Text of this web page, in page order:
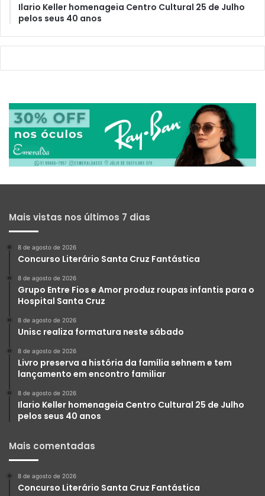
Ilario Keller homenageia Centro Cultural 25 de Julho
pelos seus 40 anos
Mais vistas nos últimos 7 dias
8 de agosto de 2026
Concurso Literário Santa Cruz Fantástica
8 de agosto de 2026
Grupo Entre Fios e Amor produz roupas infantis para o
Hospital Santa Cruz
8 de agosto de 2026
Unisc realiza formatura neste sábado
8 de agosto de 2026
Livro preserva a história da família sehnem e tem
lançamento em encontro familiar
8 de agosto de 2026
Ilario Keller homenageia Centro Cultural 25 de Julho
pelos seus 40 anos
Mais comentadas
8 de agosto de 2026
Concurso Literário Santa Cruz Fantástica